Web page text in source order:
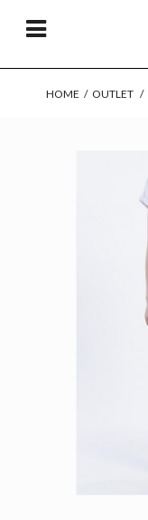
HOME / OUTLET /